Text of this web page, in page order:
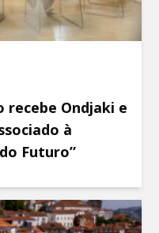
recebe Ondjaki e
à
Futuro”